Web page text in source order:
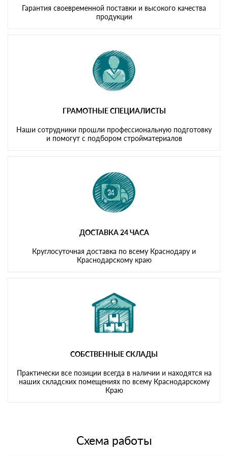
Гарантия своевременной поставки и высокого качества
продукции
ГРАМОТНЫЕ СПЕЦИАЛИСТЫ
Наши сотрудники прошли профессиональную подготовку
и помогут с подбором стройматериалов
ДОСТАВКА 24 ЧАСА
Круглосуточная доставка по всему Краснодару и
Краснодарскому краю
СОБСТВЕННЫЕ СКЛАДЫ
Практически все позиции всегда в наличии и находятся на
наших складских помещениях по всему Краснодарскому
Краю
Схема работы